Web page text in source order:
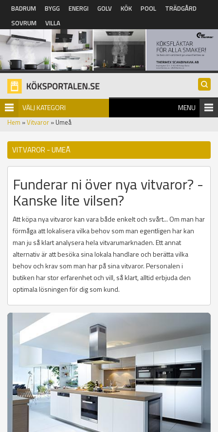
Hoppa till huvudinnehåll
BADRUM BYGG ENERGI GOLV KÖK POOL
TRÄDGÅRD
SOVRUM
VILLA
VÄLJ KATEGORI MENU
Hem »Vitvaror » Umeå
VITVAROR - UMEÅ
Funderar ni över nya vitvaror? -
Kanske lite vilsen?
Att köpa nya vitvaror kan vara både enkelt och svårt... Om man har
förmåga att lokalisera vilka behov som man egentligen har kan
man ju så klart analysera hela vitvarumarknaden. Ett annat
alternativ är att besöka sina lokala handlare och berätta vilka
behov och krav som man har på sina vitvaror. Personalen i
butiken har stor erfarenhet och vill, så klart, alltid erbjuda den
optimala lösningen för dig som kund.